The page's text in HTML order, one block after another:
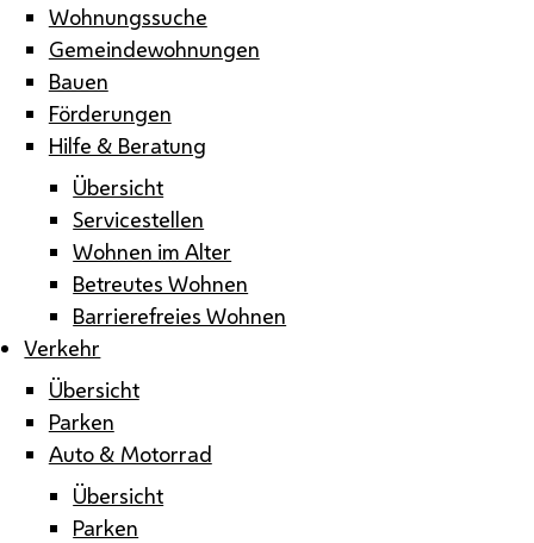
Wohnungssuche
Gemeindewohnungen
Bauen
Förderungen
Hilfe & Beratung
Übersicht
Servicestellen
Wohnen im Alter
Betreutes Wohnen
Barrierefreies Wohnen
Verkehr
Übersicht
Parken
Auto & Motorrad
Übersicht
Parken